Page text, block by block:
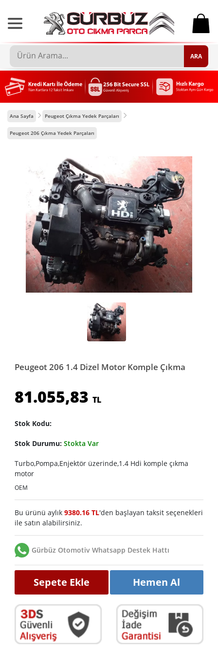
0
ARA
Ana Sayfa Peugeot Çıkma Yedek Parçaları
Peugeot 206 Çıkma Yedek Parçaları
Peugeot 206 1.4 Dizel Motor Komple Çıkma
81.055,83 TL
Stok Kodu:
Stok Durumu: Stokta Var
Turbo,Pompa,Enjektör üzerinde,1.4 Hdi komple çıkma
motor
OEM
Bu ürünü aylık 9380.16 TL'den başlayan taksit seçenekleri
ile satın alabilirsiniz.
Gürbüz Otomotiv Whatsapp Destek Hattı
Sepete Ekle Hemen Al